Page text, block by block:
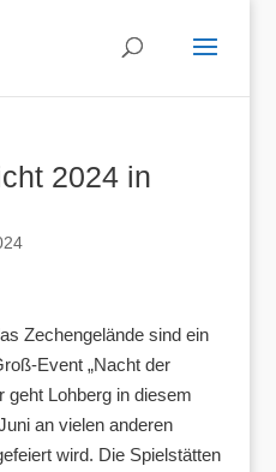
2024 in
Zechengelände sind ein
Event „Nacht der
geht Lohberg in diesem
an vielen anderen
wird. Die Spielstätten